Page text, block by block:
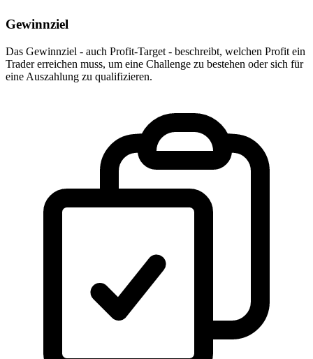
Gewinnziel
Das Gewinnziel - auch Profit-Target - beschreibt, welchen Profit ein
Trader erreichen muss, um eine Challenge zu bestehen oder sich für
eine Auszahlung zu qualifizieren.